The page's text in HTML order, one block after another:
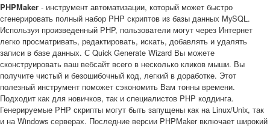
PHPMaker - инструмент автоматизации, который может быстро
сгенерировать полный набор PHP скриптов из базы данных MySQL.
Используя произведенный PHP, пользователи могут через Интернет
легко просматривать, редактировать, искать, добавлять и удалять
записи в базе данных. С Quick Generate Wizard Вы можете
сконструировать ваш вебсайт всего в несколько кликов мыши. Вы
получите чистый и безошибочный код, легкий в доработке. Этот
полезный инструмент поможет сэкономить Вам тонны времени.
Подходит как для новичков, так и специалистов PHP коддинга.
Генерируемые PHP скрипты могут быть запущены как на Linux/Unix, так
и на Windows серверах. Последние версии PHPMaker включает широкий